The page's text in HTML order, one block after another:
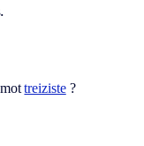
mottreiziste?